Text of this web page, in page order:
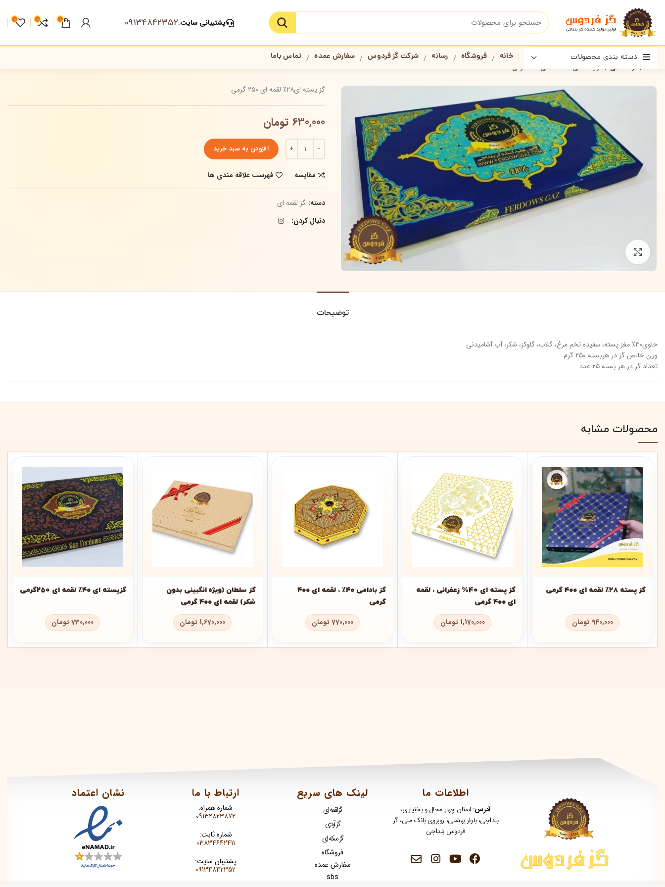
پشتیبانی سایت:
09134842352
0
0
0
دسته بندی محصولات خانه فروشگاه رسانه شرکت گز فردوس سفارش عمده تماس باما
خانه گز لقمه ای گز پسته ای۲۸٪ لقمه ای ۲۵۰ گرمی
گز پسته ای۲۸٪ لقمه ای ۲۵۰ گرمی
630,000 تومان
افزودن به سبد خرید
مقایسه فهرست علاقه مندی ها
دسته: گز لقمه ای
دنبال کردن
توضیحات
حاوی۴۰٪ مغز پسته، سفیده تخم مرغ، گلاب، گلوکز، شکر، آب آشامیدنی
وزن خالص گز در هربسته ۲۵۰ گرم
تعداد گز در هر بسته ۲۵ عدد
محصولات مشابه
گز پسته ۲۸٪ لقمه ای ۴۰۰ گرمی
940,000 تومان
گز پسته ای 40% زعفرانی ، لقمه
ای ۴۰۰ گرمی
1,170,000 تومان
گز بادامی ۴۰٪ ، لقمه ای ۴۰۰
گرمی
770,000 تومان
گز سلطان (ویژه انگبینی بدون
شکر) لقمه ای ۴۰۰ گرمی
1,670,000 تومان
گزپسته ای ۴۰٪ لقمه ای 250گرمی
730,000 تومان
اطلاعات ما
آدرس: استان چهار محال و بختیاری،
بلداجی، بلوار بهشتی، روبروی بانک ملی، گز
فردوس بلداجی
لینک های سریع
گز لقمه ای
گز آردی
گز سکه ای
فروشگاه
سفارش عمده
sbs
ارتباط با ما
شماره همراه:
09132823872
شماره ثابت:
03834642411
پشتیبان سایت:
09134842352
نشان اعتماد